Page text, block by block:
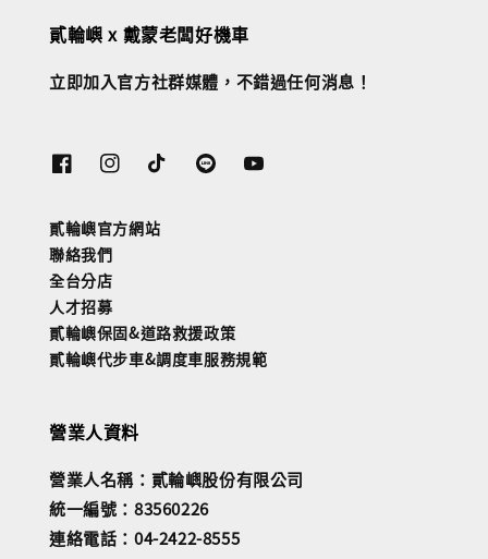
貳輪嶼 x 戴蒙老闆好機車
立即加入官方社群媒體，不錯過任何消息！
貳輪嶼官方網站
聯絡我們
全台分店
人才招募
貳輪嶼保固&道路救援政策
貳輪嶼代步車&調度車服務規範
營業人資料
營業人名稱：貳輪嶼股份有限公司
統一編號：83560226
連絡電話：04-2422-8555